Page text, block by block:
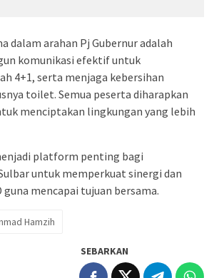
dalam arahan Pj Gubernur adalah
komunikasi efektif untuk
4+1, serta menjaga kebersihan
toilet. Semua peserta diharapkan
menciptakan lingkungan yang lebih
platform penting bagi
untuk memperkuat sinergi dan
mencapai tujuan bersama.
Hamzih
SEBARKAN